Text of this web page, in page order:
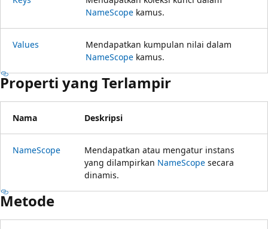
NameScope kamus.
Values
Mendapatkan kumpulan nilai dalam
NameScope kamus.
Properti yang Terlampir
Nama Deskripsi
NameScope
Mendapatkan atau mengatur instans
yang dilampirkan NameScope secara
dinamis.
Metode